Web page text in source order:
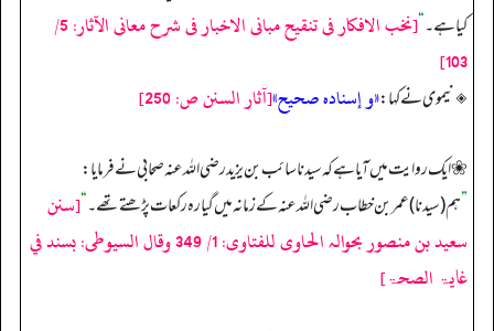
کیا ہے۔“
[نخب الافکار فی تنقیح مبانی الاخبار فی شرح معانی الآثار: 5/
103]
◈ نیموی نے کہا:«و إسنادہ صحیح»[آثار السنن ص: 250]
❀ ایک روایت میں آیا ہے کہ سیدنا سائب بن یزید رضی اللہ عنہ صحابی نے فرمایا:
”ہم (سیدنا) عمر بن خطاب رضی اللہ عنہ کے زمانہ میں گیارہ رکعات پڑھتے تھے۔“[سنن
سعید بن منصور بحوالہ الحاوی للفتاوی: 1/ 349 وقال السیوطی: بسند في
غایۃ الصحۃ]